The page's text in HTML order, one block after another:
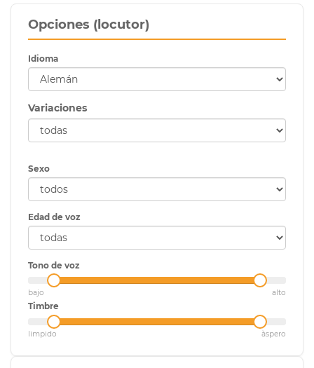
Opciones (locutor)
Idioma
Variaciones
Sexo
Edad de voz
Tono de voz
bajo alto
Timbre
limpido àspero